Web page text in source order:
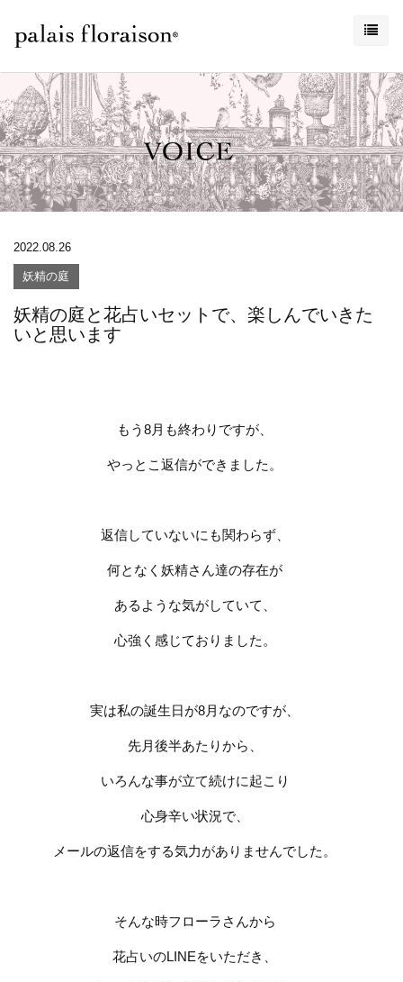
2022.08.26
妖精の庭
妖精の庭と花占いセットで、楽しんでいきた
いと思います
もう 8月も終わりですが、
やっとこ返信ができました。
返信していないにも関わらず、
何となく妖精さん達の存在が
あるような気がしていて、
心強く感じておりました。
実は私の誕生日が8月なのですが、
先月後半あたりから、
いろんな事が立て続けに起こり
心身辛い状況で、
メールの返信をする気力がありませんでした。
そんな時フローラさんから
花占いのLINEをいただき、